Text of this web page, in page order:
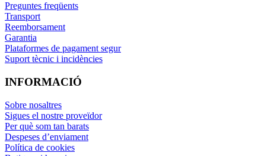
Preguntes freqüents
Transport
Reemborsament
Garantia
Plataformes de pagament segur
Suport tècnic i incidències
INFORMACIÓ
Sobre nosaltres
Sigues el nostre proveïdor
Per què som tan barats
Despeses d’enviament
Política de cookies